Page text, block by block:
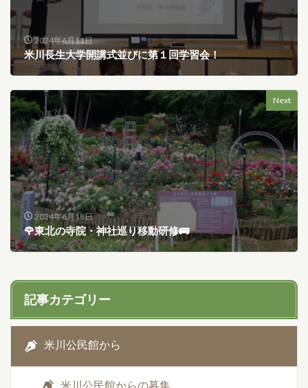
2024年6月11日
米川長生大学開講式並びに第１回学習会！
Next
2024年6月18日
🌹東北の寺院・神社巡り移動研修🚌
記事カテゴリー
米川公民館から
米川公民館からの募集